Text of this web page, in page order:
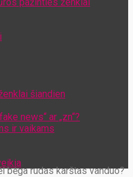
šiandien
news“ ar „zn“?
ir vaikams
bėga rudas karštas vanduo?